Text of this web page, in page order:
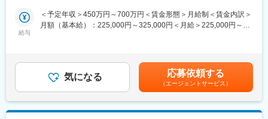
者などの管理部門）
営業経験を活かして様々なキャリアプランを実現できるのは、当
■どなたでもキャッチアップが可能な環境です！：
文理問わず一から学べる環境を整えているため、専門知識は入社
後に身に付ける意欲があれば問題ございません。 社員の活躍事例
についての詳細は、是非こちらのURLも併せてご覧ください。
https://healthcarecareerpark.iqvia.com/
・医療装置の保守 修理、点検等メンテナンス
・機器導入後の技術支援や購入前後のサポート
い。
■就業環境：年間を通しての残業時間は平均して30～40時間とな
っており、夜間の対応につきましては月1, 2回のペースです。一次
対応はコールセンターが行い、現場での対応が必要な場合のみ、
夜間出勤をします。夜間・休日の出勤はスキルを備えられたこと
給与
＜予定年収＞450万円～700万円＜賃金形態＞月給制＜賃金内訳＞
月額（基本給）：225,000円～325,000円＜月給＞225,000円～
までも目安の金額であり、選考を通じて上下する可能性がありま
す。想定年収は各種手当含めた表記となります。賃金はあくまで
も目安の金額であり、選考を通じて上下する可能性があります。
月給(月額)は固定手当を含めた表記です。
気になる 応募依頼する
（エージェントサービス）